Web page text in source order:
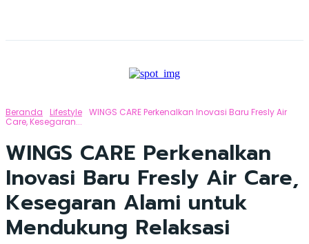
Beranda Lifestyle WINGS CARE Perkenalkan Inovasi Baru Fresly Air
Care, Kesegaran...
WINGS CARE Perkenalkan
Inovasi Baru Fresly Air Care,
Kesegaran Alami untuk
Mendukung Relaksasi